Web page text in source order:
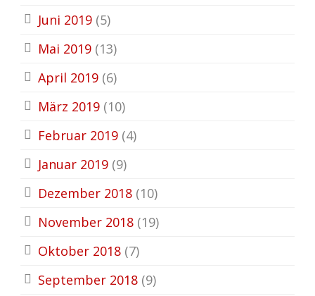
Juni 2019 (5)
Mai 2019 (13)
April 2019 (6)
März 2019 (10)
Februar 2019 (4)
Januar 2019 (9)
Dezember 2018 (10)
November 2018 (19)
Oktober 2018 (7)
September 2018 (9)